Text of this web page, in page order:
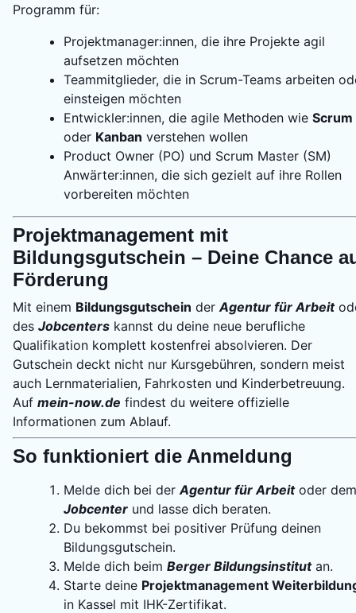
Programm für:
Projektmanager:innen, die ihre Projekte agil
aufsetzen möchten
Teammitglieder, die in Scrum-Teams arbeiten
einsteigen möchten
Entwickler:innen, die agile Methoden wie Scrum
oder Kanban verstehen wollen
Product Owner (PO) und Scrum Master (SM)
Anwärter:innen, die sich gezielt auf ihre Rollen
vorbereiten möchten
Projektmanagement mit
Bildungsgutschein – Deine Chance
Förderung
Mit einem Bildungsgutschein der Agentur für Arbeit
des Jobcenters kannst du deine neue berufliche
Qualifikation komplett kostenfrei absolvieren. Der
Gutschein deckt nicht nur Kursgebühren, sondern meist
auch Lernmaterialien, Fahrkosten und Kinderbetreuung.
Auf mein-now.de findest du weitere offizielle
Informationen zum Ablauf.
So funktioniert die Anmeldung
Melde dich bei der Agentur für Arbeitoder dem
Jobcenter und lasse dich beraten.
Du bekommst bei positiver Prüfung deinen
Bildungsgutschein.
Melde dich beim Berger Bildungsinstitutan.
Starte deine Projektmanagement
in Kassel mit IHK-Zertifikat.